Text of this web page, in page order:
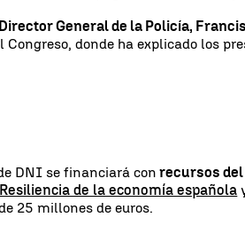
Director General de la Policía,
donde ha explicado los
DNI se financiará con recursos del
de la economía española
25 millones de euros.